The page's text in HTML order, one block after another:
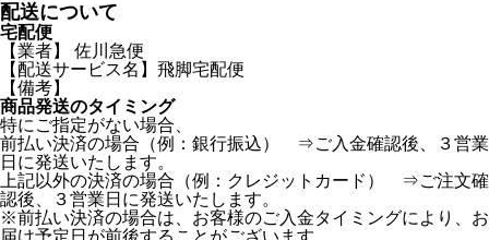
配送について
宅配便
【業者】 佐川急便
【配送サービス名】飛脚宅配便
【備考】
商品発送のタイミング
特にご指定がない場合、
前払い決済の場合（例：銀行振込） ⇒ご入金確認後、３営業
日に発送いたします。
上記以外の決済の場合（例：クレジットカード） ⇒ご注文確
認後、３営業日に発送いたします。
※前払い決済の場合は、お客様のご入金タイミングにより、お